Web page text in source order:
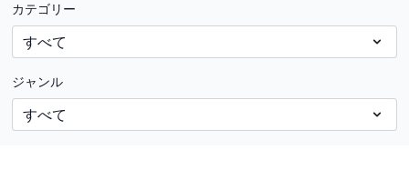
カテゴリー
ジャンル